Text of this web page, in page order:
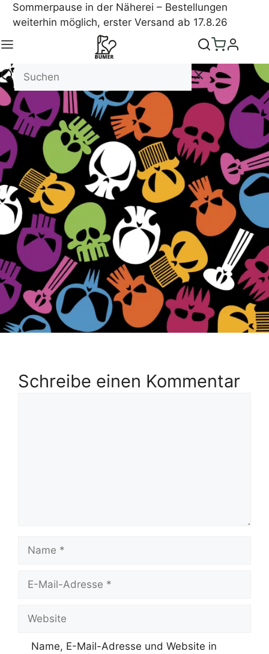
Sommerpause in der Näherei – Bestellungen
weiterhin möglich, erster Versand ab 17.8.26
Schreibe einen Kommentar
Mail-
Name, E-Mail-Adresse und Website in